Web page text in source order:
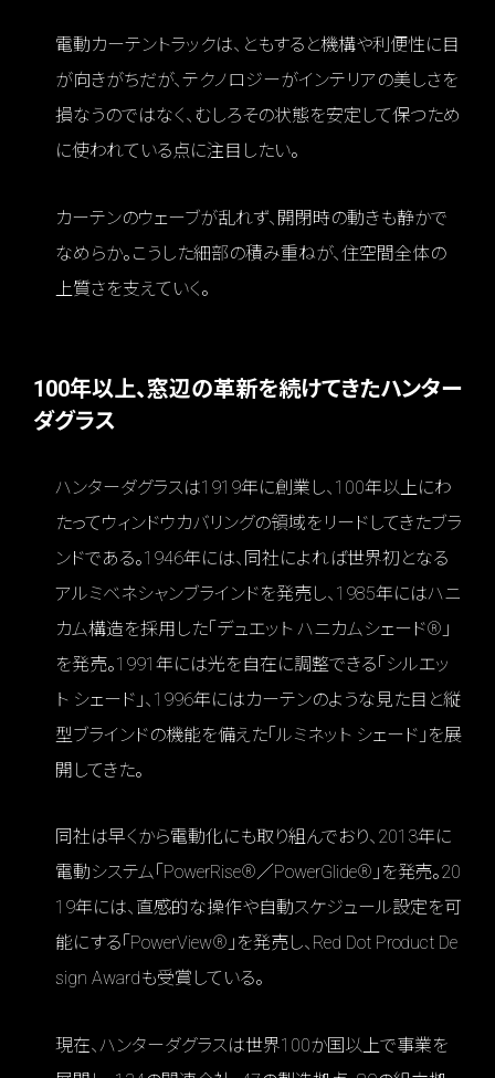
電動カーテントラックは、ともすると機構や利便性に目
が向きがちだが、テクノロジーがインテリアの美しさを
損なうのではなく、むしろその状態を安定して保つため
に使われている点に注目したい。
カーテンのウェーブが乱れず、開閉時の動きも静かで
なめらか。こうした細部の積み重ねが、住空間全体の
上質さを支えていく。
100年以上、窓辺の革新を続けてきたハンター
ダグラス
ハンターダグラスは1919年に創業し、100年以上にわ
たってウィンドウカバリングの領域をリードしてきたブラ
ンドである。1946年には、同社によれば世界初となる
アルミベネシャンブラインドを発売し、1985年にはハニ
カム構造を採用した「デュエット ハニカムシェード®」
を発売。1991年には光を自在に調整できる「シルエッ
ト シェード」、1996年にはカーテンのような見た目と縦
型ブラインドの機能を備えた「ルミネット シェード」を展
開してきた。
同社は早くから電動化にも取り組んでおり、2013年に
電動システム「PowerRise®／PowerGlide®」を発売。20
19年には、直感的な操作や自動スケジュール設定を可
能にする「PowerView®」を発売し、Red Dot Product De
sign Awardも受賞している。
現在、ハンターダグラスは世界100か国以上で事業を